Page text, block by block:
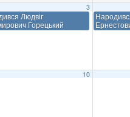
3
Людвіг
Горецький
10